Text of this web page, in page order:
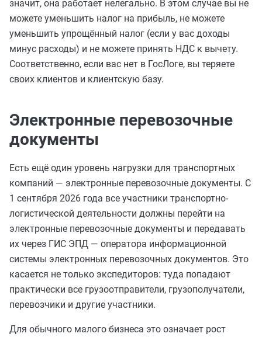
значит, она работает нелегально. В этом случае вы не
можете уменьшить налог на прибыль, не можете
уменьшить упрощённый налог (если у вас доходы
минус расходы) и не можете принять НДС к вычету.
Соответственно, если вас нет в ГосЛоге, вы теряете
своих клиентов и клиентскую базу.
Электронные перевозочные
документы
Есть ещё один уровень нагрузки для транспортных
компаний — электронные перевозочные документы. С
1 сентября 2026 года все участники транспортно-
логистической деятельности должны перейти на
электронные перевозочные документы и передавать
их через ГИС ЭПД — оператора информационной
системы электронных перевозочных документов. Это
касается не только экспедиторов: туда попадают
практически все грузоотправители, грузополучатели,
перевозчики и другие участники.
Для обычного малого бизнеса это означает рост